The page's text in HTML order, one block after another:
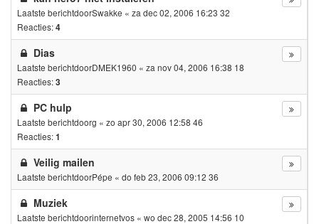
Laatste berichtdoorSwakke « za dec 02, 2006 16:23 32
Reacties:4
Dias
Laatste berichtdoorDMEK1960 « za nov 04, 2006 16:38 18
Reacties:3
PC hulp
Laatste berichtdoorg « zo apr 30, 2006 12:58 46
Reacties:1
Veilig mailen
Laatste berichtdoorPépe « do feb 23, 2006 09:12 36
Muziek
Laatste berichtdoorinternetvos « wo dec 28, 2005 14:56 10